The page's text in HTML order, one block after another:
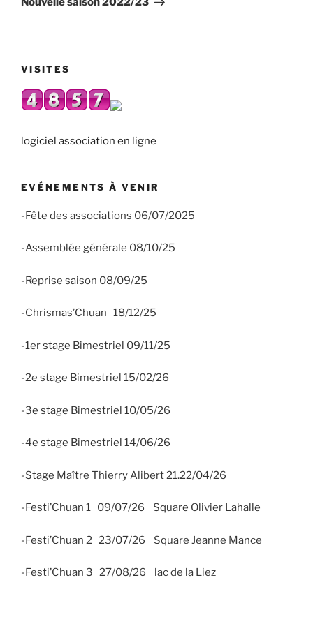
VISITES
logiciel association en ligne
EVÉNEMENTS À VENIR
-Fête des associations 06/07/2025
-Assemblée générale 08/10/25
-Reprise saison 08/09/25
-Chrismas’Chuan 18/12/25
-1er stage Bimestriel 09/11/25
-2e stage Bimestriel 15/02/26
-3e stage Bimestriel 10/05/26
-4e stage Bimestriel 14/06/26
-Stage Maître Thierry Alibert 21.22/04/26
-Festi’Chuan 1 09/07/26 Square Olivier Lahalle
-Festi’Chuan 2 23/07/26 Square Jeanne Mance
-Festi’Chuan 3 27/08/26 lac de la Liez